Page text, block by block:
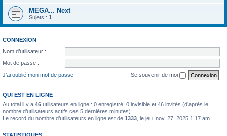
MEGA... Next
Sujets : 1
CONNEXION
Nom d’utilisateur :
Mot de passe :
J’ai oublié mon mot de passe
Se souvenir de moi
QUI EST EN LIGNE
Au total il y a 46 utilisateurs en ligne : 0 enregistré, 0 invisible et 46 invités (d’après le
nombre d’utilisateurs actifs ces 5 dernières minutes)
Le record du nombre d’utilisateurs en ligne est de 1333 , le jeu. nov. 27, 2025 1:17 am
STATISTIQUES